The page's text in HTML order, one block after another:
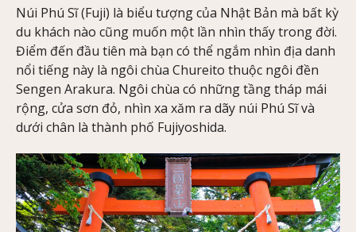
Núi Phú Sĩ (Fuji) là biểu tượng của Nhật Bản mà bất kỳ
du khách nào cũng muốn một lần nhìn thấy trong đời.
Điểm đến đầu tiên mà bạn có thể ngắm nhìn địa danh
nổi tiếng này là ngôi chùa Chureito thuộc ngôi đền
Sengen Arakura. Ngôi chùa có những tầng tháp mái
rộng, cửa sơn đỏ, nhìn xa xăm ra dãy núi Phú Sĩ và
dưới chân là thành phố Fujiyoshida.